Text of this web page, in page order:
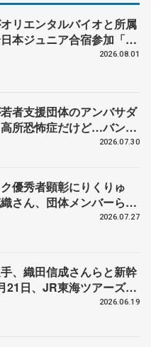
リエンタルバイオと所属
本ジュニア合宿参加「結
ないと」 講師はジェー
2026.08.01
者支援団体のアンバサダ
所恐怖症だけど…バンジ
挑戦も？
2026.07.30
優秀者顕彰にりくりゅ
織さん、団体メンバーら
省が表彰式、ブルーノ・
2026.07.27
、織田信成さんらと新幹
日、JR東海ツアーズが
ON SHINKANSEN」
2026.06.19